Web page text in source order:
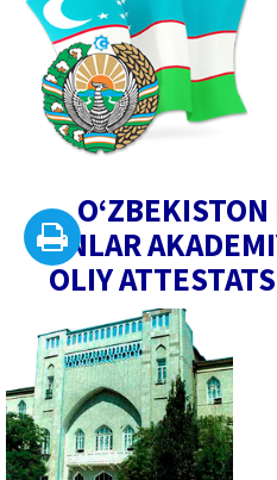
FANLAR
OLIY